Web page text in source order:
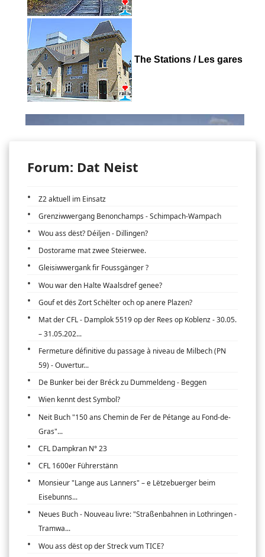
Forum: Dat Neist
Z2 aktuell im Einsatz
Grenziwwergang Benonchamps - Schimpach-Wampach
Wou ass dëst? Déiljen - Dillingen?
Dostorame mat zwee Steierwee.
Gleisiwwergank fir Foussgänger ?
Wou war den Halte Waalsdref genee?
Gouf et dës Zort Schëlter och op anere Plazen?
Mat der CFL - Damplok 5519 op der Rees op Koblenz - 30.05.
– 31.05.202...
Fermeture définitive du passage à niveau de Milbech (PN
59) - Ouvertur...
De Bunker bei der Bréck zu Dummeldeng - Beggen
Wien kennt dest Symbol?
Neit Buch "150 ans Chemin de Fer de Pétange au Fond-de-
Gras"...
CFL Dampkran N° 23
CFL 1600er Führerstänn
Monsieur "Lange aus Lanners" – e Lëtzebuerger beim
Eisebunns...
Neues Buch - Nouveau livre: "Straßenbahnen in Lothringen -
Tramwa...
Wou ass dëst op der Streck vum TICE?